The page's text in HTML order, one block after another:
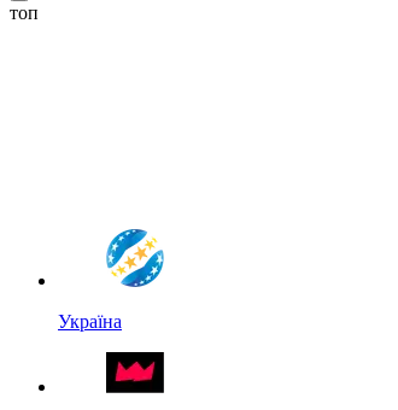
топ
Україна